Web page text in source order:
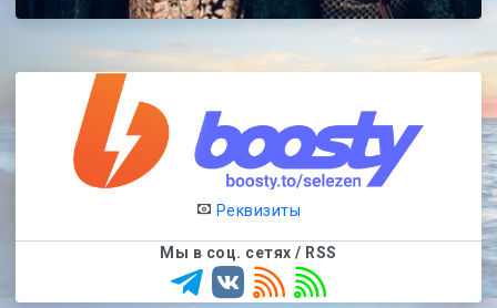
Реквизиты
Мы в соц. сетях / RSS